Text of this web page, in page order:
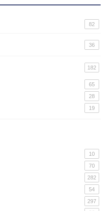
82
36
182
65
28
19
10
70
282
54
297